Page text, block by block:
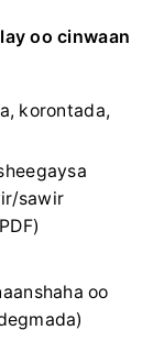
oo cinwaan
korontada,
sawir
oo